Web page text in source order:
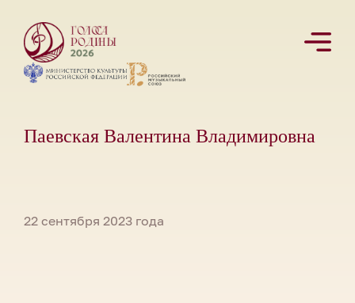
Паевская Валентина Владимировна
22 сентября 2023 года